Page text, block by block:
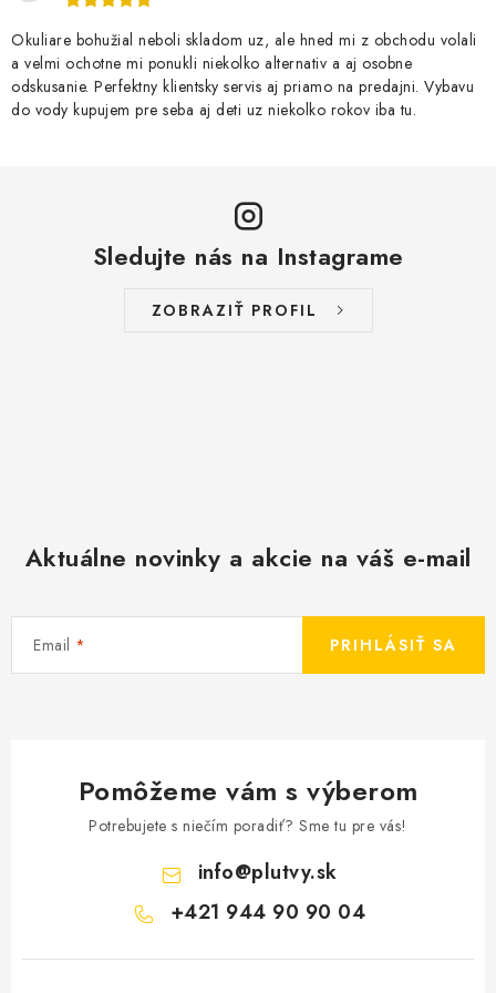
v
ý
p
i
s
Okuliare bohužial neboli skladom uz, ale hned mi z obchodu volali
a velmi ochotne mi ponukli niekolko alternativ a aj osobne
odskusanie. Perfektny klientsky servis aj priamo na predajni. Vybavu
do vody kupujem pre seba aj deti uz niekolko rokov iba tu.
Sledujte nás na Instagrame
ZOBRAZIŤ PROFIL
Aktuálne novinky a akcie na váš e-mail
Email PRIHLÁSIŤ SA
Pomôžeme vám s výberom
Potrebujete s niečím poradiť? Sme tu pre vás!
info@plutvy.sk
+421 944 90 90 04